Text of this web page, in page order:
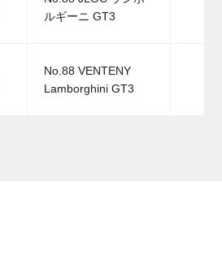
ルギーニ GT3
No.88 VENTENY
Lamborghini GT3